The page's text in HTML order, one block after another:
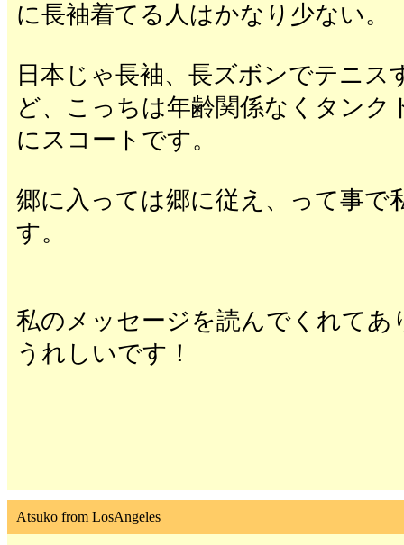
に長袖着てる人はかなり少ない。
日本じゃ長袖、長ズボンでテニス
ど、こっちは年齢関係なくタンク
にスコートです。
郷に入っては郷に従え、って事で
す。
私のメッセージを読んでくれてあ
うれしいです！
Atsuko from LosAngeles